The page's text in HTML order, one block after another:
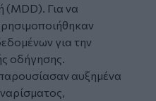
(MDD). Για να
για την
οδήγησης.
αυξημένα